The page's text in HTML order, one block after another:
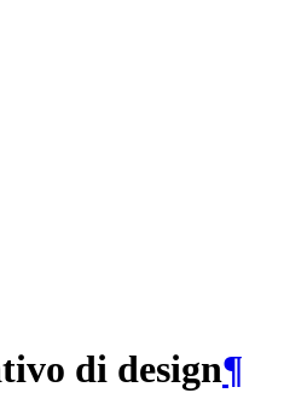
di design¶